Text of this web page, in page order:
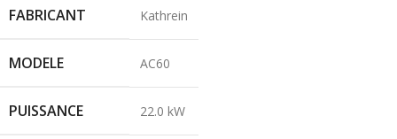
FABRICANT Kathrein
MODELE AC60
PUISSANCE 22.0 kW